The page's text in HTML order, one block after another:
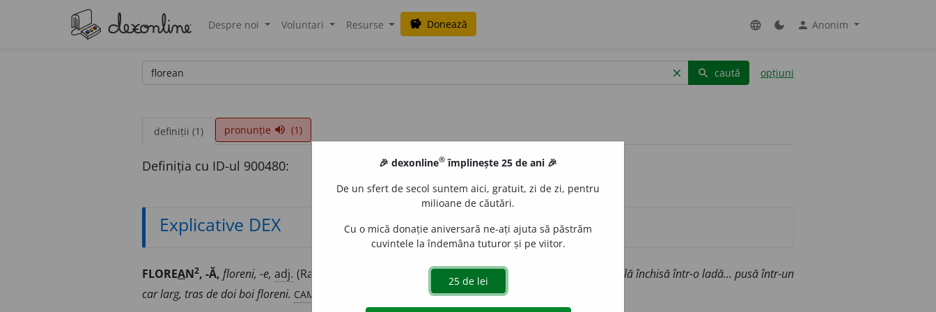
Despre noi Voluntari Resurse savings Donează language dark_mode person Anonim
clear search caută opțiuni
definiții (1) pronunție volume_up (1)
Definiția cu ID-ul 900480:
Explicative DEX
FLOREAN2, -Ă, floreni, -e, adj. (Rar, despre vite) Bălțat, cu pete.Cartea rînduielilor obștești se află închisă într-o ladă... pusă într-un
car larg, tras de doi boi floreni. CAMILAR, T. 44. – Pronunțat:-rean.
🎉 dexonline® împlinește 25 de ani 🎉
De un sfert de secol suntem aici, gratuit, zi de zi, pentru
milioane de căutări.
Cu o mică donație aniversară ne-ați ajuta să păstrăm
cuvintele la îndemâna tuturor și pe viitor.